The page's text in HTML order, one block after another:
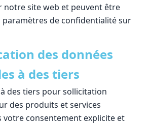
site web et peuvent être
paramètres de confidentialité sur
des données
à des tiers
des tiers pour sollicitation
des produits et services
votre consentement explicite et